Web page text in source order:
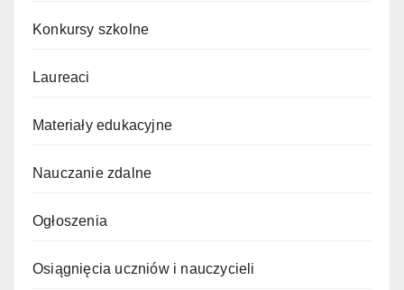
Konkursy szkolne
Laureaci
Materiały edukacyjne
Nauczanie zdalne
Ogłoszenia
Osiągnięcia uczniów i nauczycieli